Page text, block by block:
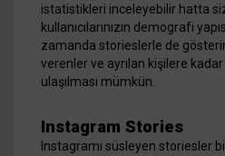
istatistikleri inceleyebilir hatta
kullanıcılarınızın demografi
zamanda storieslerle de
verenler ve ayrılan kişilere
ulaşılması mümkün.
Instagram Stories
Instagramı süsleyen storiesler